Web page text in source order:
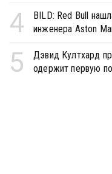
4
BILD: Red Bull
инженера Aston
5
Дэвид Култхард
одержит первую